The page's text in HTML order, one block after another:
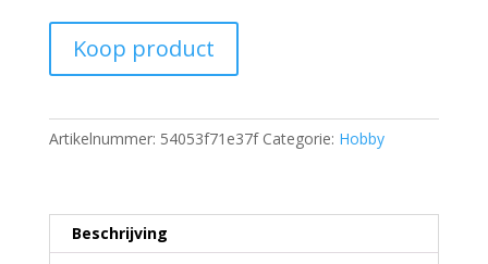
Koop product
Artikelnummer: 54053f71e37f Categorie: Hobby
Beschrijving